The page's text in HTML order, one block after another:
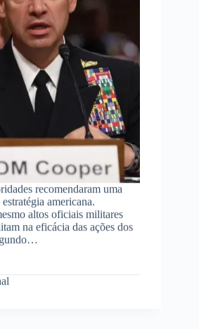
recomendaram uma
americana.
altos oficiais militares
na eficácia das ações dos